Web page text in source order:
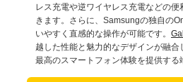
レス充電や逆ワイヤレス充電などの便
きます。さらに、Samsungの独自の
いやすく直感的な操作が可能です。
越した性能と魅力的なデザインが融合
最高のスマートフォン体験を提供する